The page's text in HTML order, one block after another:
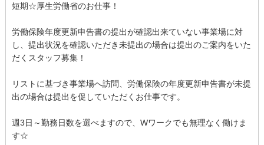
短期☆厚生労働省のお仕事！
労働保険年度更新申告書の提出が確認出来ていない事業場に対
し、提出状況を確認いただき未提出の場合は提出のご案内をいた
だくスタッフ募集！
リストに基づき事業場へ訪問、労働保険の年度更新申告書が未提
出の場合は提出を促していただくお仕事です。
週3日～勤務日数を選べますので、Wワークでも無理なく働けま
す☆